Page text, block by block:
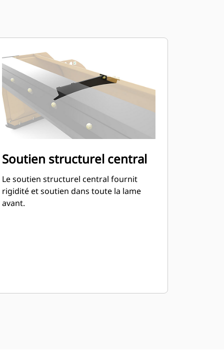
Soutien structurel central
Le soutien structurel central fournit
rigidité et soutien dans toute la lame
avant.